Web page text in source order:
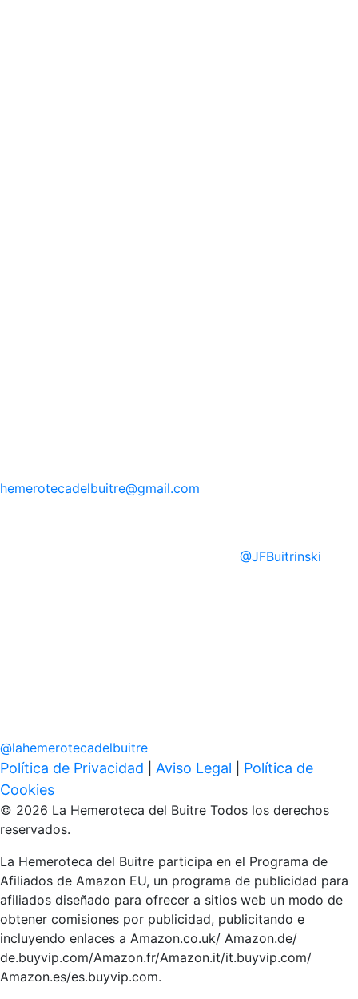
hemerotecadelbuitre@gmail.com
@JFBuitrinski
@lahemerotecadelbuitre
Política de Privacidad Aviso Legal
Política de
Cookies
© 2026 La Hemeroteca del Buitre Todos los derechos
reservados.
La Hemeroteca del Buitre participa en el Programa de
Afiliados de Amazon EU, un programa de publicidad para
afiliados diseñado para ofrecer a sitios web un modo de
obtener comisiones por publicidad, publicitando e
incluyendo enlaces a Amazon.co.uk/ Amazon.de/
de.buyvip.com/Amazon.fr/Amazon.it/it.buyvip.com/
Amazon.es/es.buyvip.com.